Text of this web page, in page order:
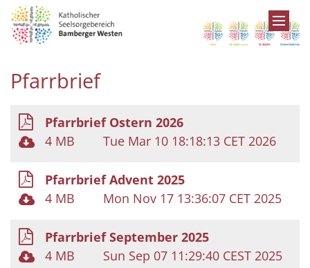
Zum Inhalt springen
Pfarrbrief
Pfarrbrief Ostern 2026
4 MB
Tue Mar 10 18:18:13 CET 2026
Pfarrbrief Advent 2025
4 MB
Mon Nov 17 13:36:07 CET 2025
Pfarrbrief September 2025
4 MB
Sun Sep 07 11:29:40 CEST 2025